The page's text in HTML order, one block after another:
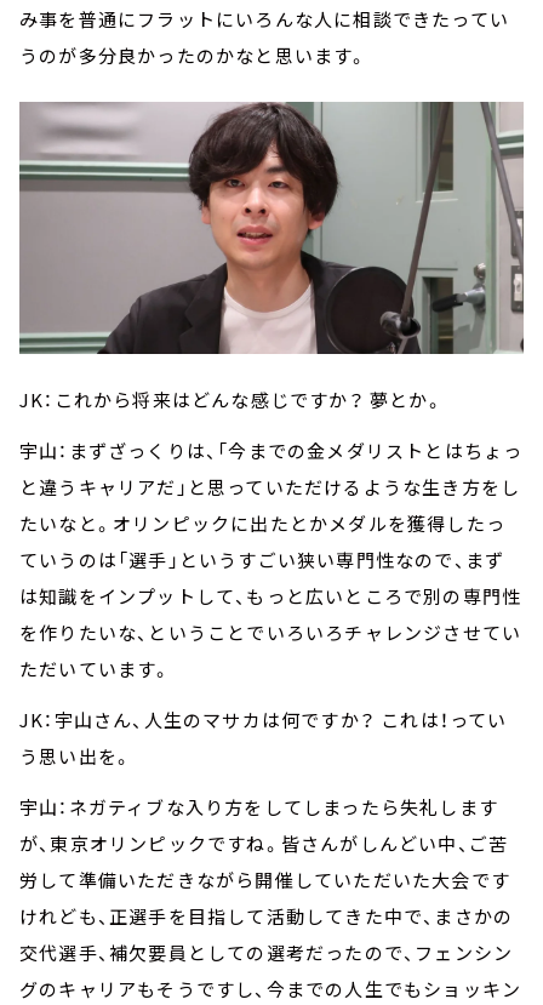
み事を普通にフラットにいろんな人に相談できたってい
うのが多分良かったのかなと思います。
JK：これから将来はどんな感じですか？ 夢とか。
宇山：まずざっくりは、「今までの金メダリストとはちょっ
と違うキャリアだ」と思っていただけるような生き方をし
たいなと。オリンピックに出たとかメダルを獲得したっ
ていうのは「選手」というすごい狭い専門性なので、まず
は知識をインプットして、もっと広いところで別の専門性
を作りたいな、ということでいろいろチャレンジさせてい
ただいています。
JK：宇山さん、人生のマサカは何ですか？ これは！ってい
う思い出を。
宇山：ネガティブな入り方をしてしまったら失礼します
が、東京オリンピックですね。皆さんがしんどい中、ご苦
労して準備いただきながら開催していただいた大会です
けれども、正選手を目指して活動してきた中で、まさかの
交代選手、補欠要員としての選考だったので、フェンシン
グのキャリアもそうですし、今までの人生でもショッキン